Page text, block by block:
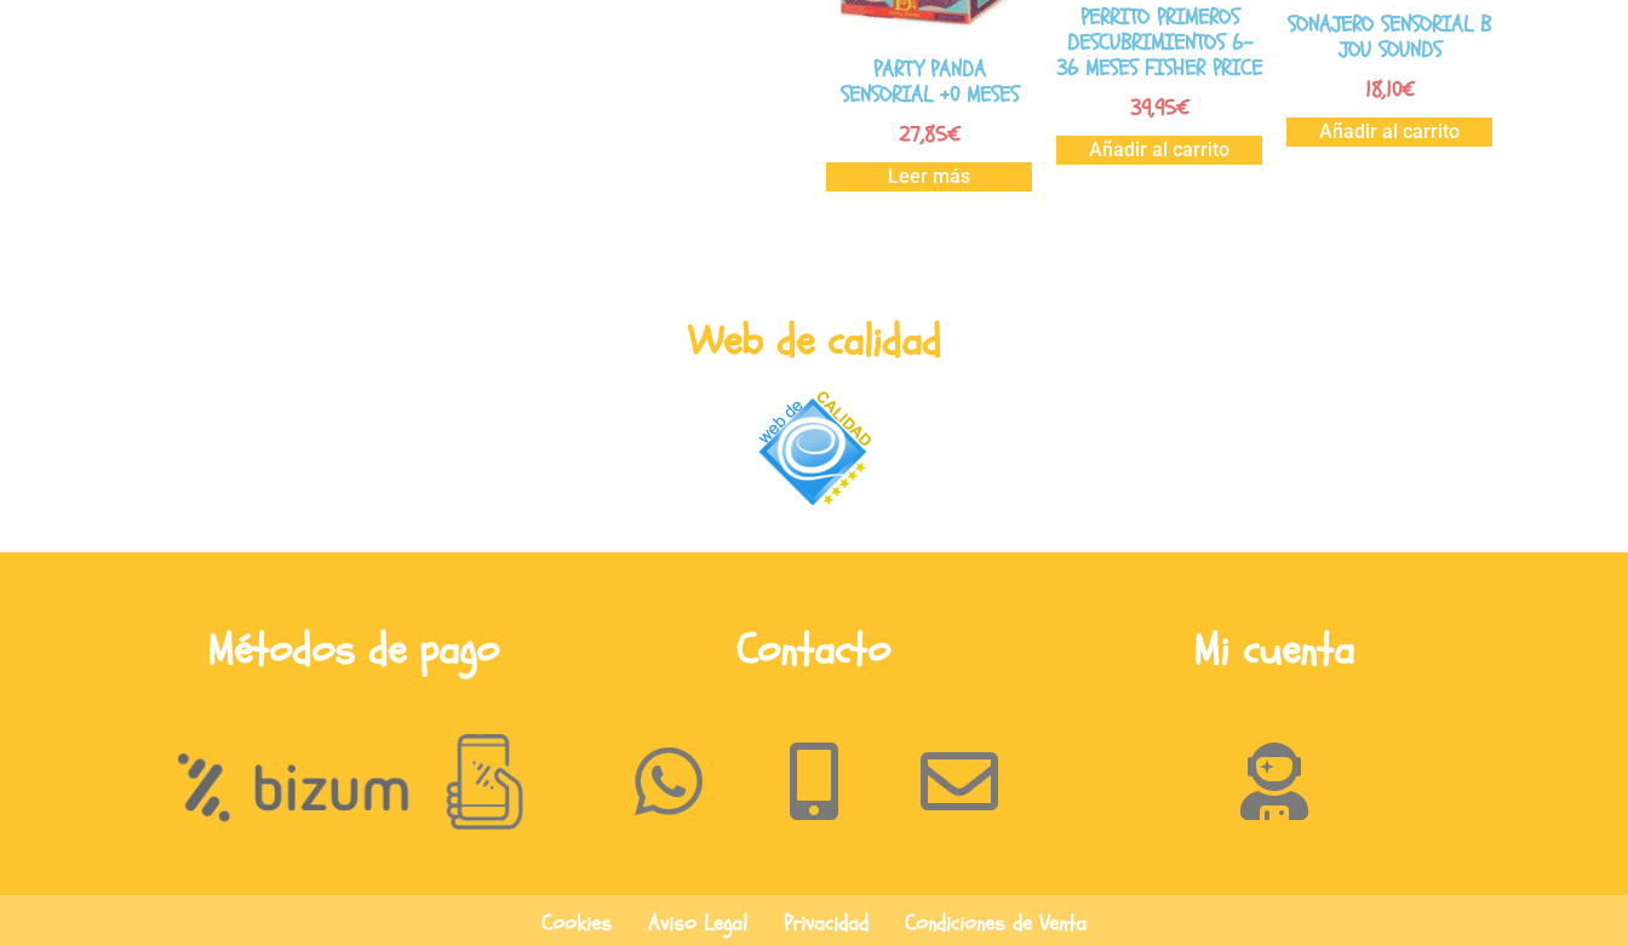
PARTY PANDA
SENSORIAL +0 MESES
27,85€
Leer más
PERRITO PRIMEROS
DESCUBRIMIENTOS 6-
36 MESES FISHER PRICE
39,95€
Añadir al carrito
SONAJERO SENSORIAL B
JOU SOUNDS
18,10€
Añadir al carrito
Web de calidad
Métodos de pago Contacto Mi cuenta
Cookies Aviso Legal Privacidad Condiciones de Venta